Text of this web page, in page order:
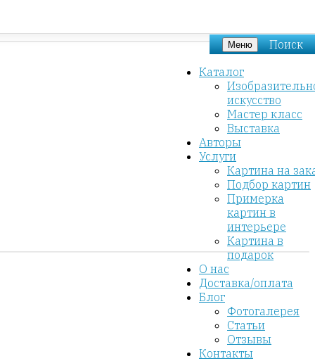
Меню
Поиск
Каталог
искусство
Мастер класс
Выставка
Авторы
Услуги
Картина на
Подбор картин
Примерка
картин в
интерьере
Картина в
подарок
О нас
Доставка/оплата
Блог
Фотогалерея
Статьи
Отзывы
Контакты